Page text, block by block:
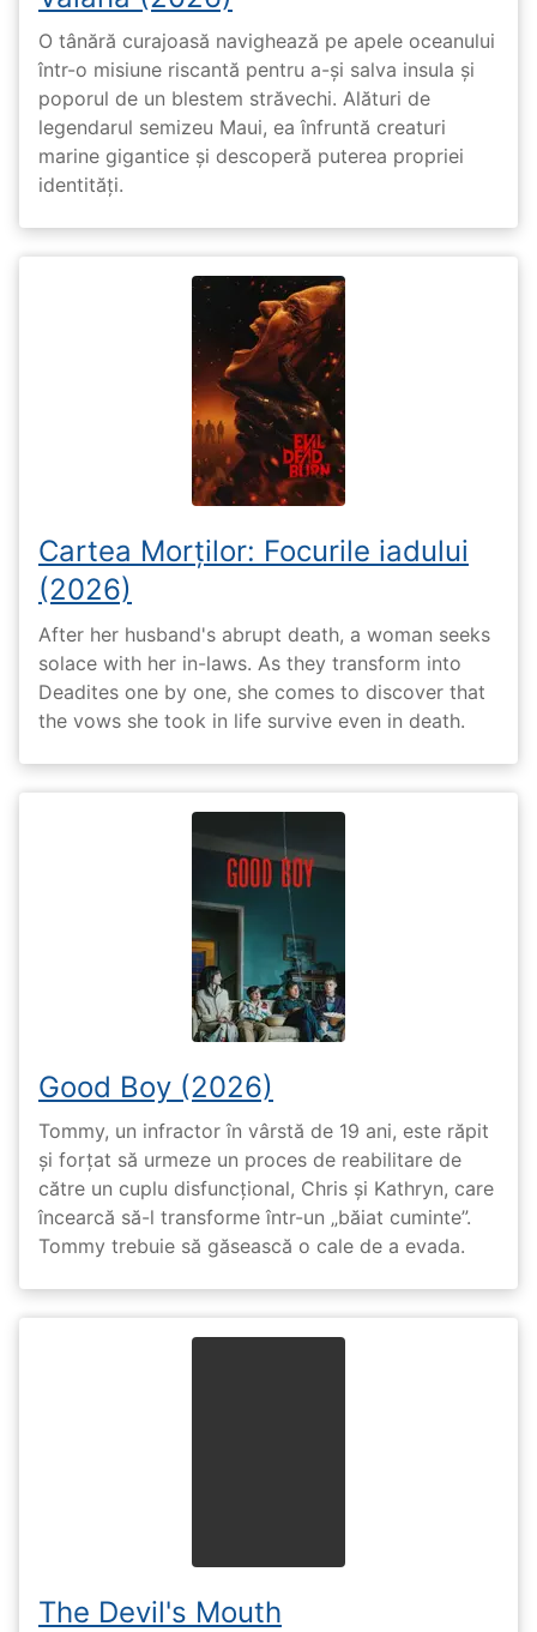
O tânără curajoasă navighează pe apele oceanului
într-o misiune riscantă pentru a-și salva insula și
poporul de un blestem străvechi. Alături de
legendarul semizeu Maui, ea înfruntă creaturi
marine gigantice și descoperă puterea propriei
identități.
Cartea Morților: Focurile iadului
(2026)
After her husband's abrupt death, a woman seeks
solace with her in-laws. As they transform into
Deadites one by one, she comes to discover that
the vows she took in life survive even in death.
Good Boy (2026)
Tommy, un infractor în vârstă de 19 ani, este răpit
și forțat să urmeze un proces de reabilitare de
către un cuplu disfuncțional, Chris și Kathryn, care
încearcă să-l transforme într-un „băiat cuminte”.
Tommy trebuie să găsească o cale de a evada.
The Devil's Mouth